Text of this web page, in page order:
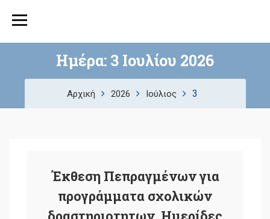
Ημέρα: 3 Ιουλίου 2026
Αρχική 2026 Ιούλιος 3
Έκθεση Πεπραγμένων για
προγράμματα σχολικών